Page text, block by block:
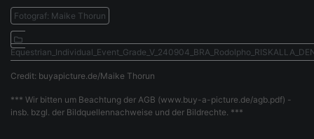
Fotograf: Maike Thorun
Credit: buyapicture.de/Maike Thorun
*** Wir bitten um Beachtung der AGB (www.buy-a-picture.de/agb.pdf) -
insb. bzgl. der Bildquellennachweise und der Bildrechte. ***